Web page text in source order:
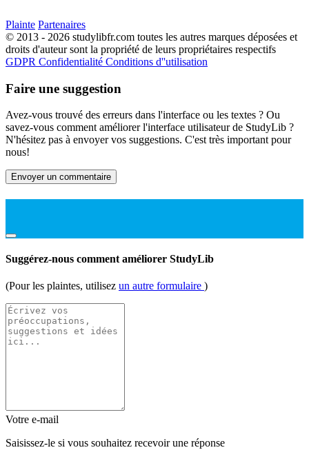
Plainte Partenaires
© 2013 - 2026 studylibfr.com toutes les autres marques déposées et
droits d'auteur sont la propriété de leurs propriétaires respectifs
GDPR Confidentialité Conditions d''utilisation
Faire une suggestion
Avez-vous trouvé des erreurs dans l'interface ou les textes ? Ou
savez-vous comment améliorer l'interface utilisateur de StudyLib ?
N'hésitez pas à envoyer vos suggestions. C'est très important pour
nous!
Envoyer un commentaire
Suggérez-nous comment améliorer StudyLib
(Pour les plaintes, utilisez un autre formulaire )
Votre e-mail
Saisissez-le si vous souhaitez recevoir une réponse